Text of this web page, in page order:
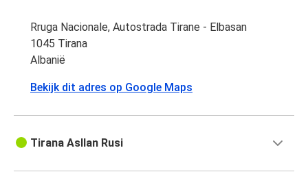
Dubrovnik
Tirana
Tirana
Rruga Nacionale, Autostrada Tirane - Elbasan
1045 Tirana
Albanië
Bekijk dit adres op Google Maps
Tirana Asllan Rusi